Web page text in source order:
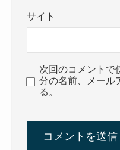
サイト
次回のコメントで
分の名前、メール
る。